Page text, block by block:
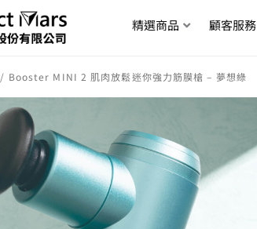
精選商品 顧客服務
/ Booster MINI 2 肌肉放鬆迷你強力筋膜槍 – 夢想綠